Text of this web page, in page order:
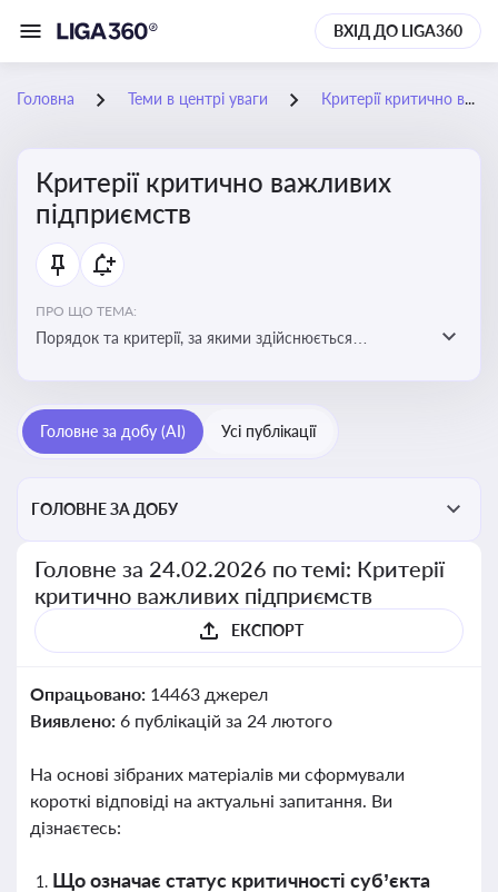
ВХІД ДО LIGA360
Головна Теми в центрі уваги Критерії критично важливих підприємств
Критерії критично важливих
підприємств
ПРО ЩО ТЕМА:
Порядок та критерії, за якими здійснюється
Головне за добу (AI) Усі публікації
ГОЛОВНЕ ЗА ДОБУ
Головне за 24.02.2026 по темі: Критерії
критично важливих підприємств
ЕКСПОРТ
Опрацьовано: 14463 джерел
Виявлено: 6 публікацій за 24 лютого
На основі зібраних матеріалів ми сформували
короткі відповіді на актуальні запитання. Ви
дізнаєтесь:
Що означає статус критичності суб’єкта